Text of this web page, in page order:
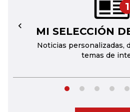
1
MI SELECCIÓN
Noticias personalizadas,
temas de
←